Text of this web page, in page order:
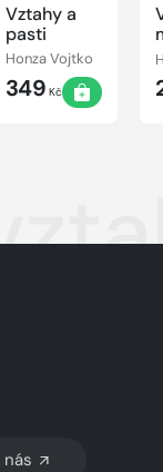
Vztahy a
pasti
Honza Vojtko
349 Kč
TMAVÝ REŽIM
nás